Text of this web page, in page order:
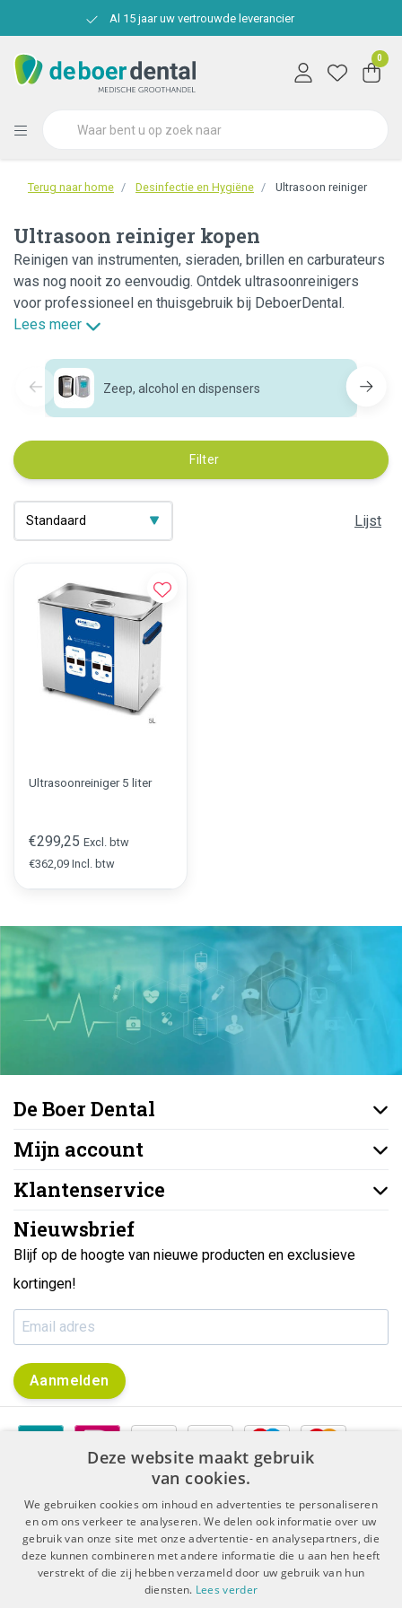
Al 15 jaar uw vertrouwde leverancier
0
Terug naar home Desinfectie en Hygiëne Ultrasoon reiniger
Ultrasoon reiniger kopen
Reinigen van instrumenten, sieraden, brillen en carburateurs
was nog nooit zo eenvoudig. Ontdek ultrasoonreinigers
voor professioneel en thuisgebruik bij DeboerDental.
Lees meer
Zeep, alcohol en dispensers
Filter
Lijst
Ultrasoonreiniger 5 liter
€299,25 Excl. btw
€362,09 Incl. btw
De Boer Dental
Mijn account
Klantenservice
Nieuwsbrief
Blijf op de hoogte van nieuwe producten en exclusieve
kortingen!
Aanmelden
Algemene voorwaarden | Disclaimer & Privacy Protocol |
Sitemap | RSS Feed
© Copyright 2026 - De Boer Dental | Realisatie
Deze website maakt gebruik
van cookies.
We gebruiken cookies om inhoud en advertenties te personaliseren
en om ons verkeer te analyseren. We delen ook informatie over uw
gebruik van onze site met onze advertentie- en analysepartners, die
deze kunnen combineren met andere informatie die u aan hen heeft
verstrekt of die zij hebben verzameld door uw gebruik van hun
diensten. Lees verder